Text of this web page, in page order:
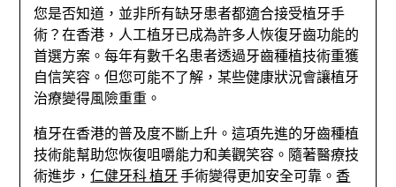
您是否知道，並非所有缺牙患者都適合接受植牙手
術？在香港，人工植牙已成為許多人恢復牙齒功能的
首選方案。每年有數千名患者透過牙齒種植技術重獲
自信笑容。但您可能不了解，某些健康狀況會讓植牙
治療變得風險重重。
植牙在香港的普及度不斷上升。這項先進的牙齒種植
技術能幫助您恢復咀嚼能力和美觀笑容。隨著醫療技
術進步，仁健牙科 植牙 手術變得更加安全可靠。香